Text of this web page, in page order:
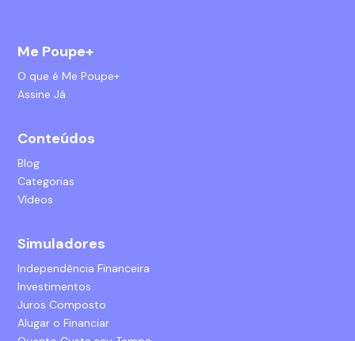
Me Poupe+
O que é Me Poupe+
Assine Já
Conteúdos
Blog
Categorias
Vídeos
Simuladores
Independência Financeira
Investimentos
Juros Composto
Alugar o Financiar